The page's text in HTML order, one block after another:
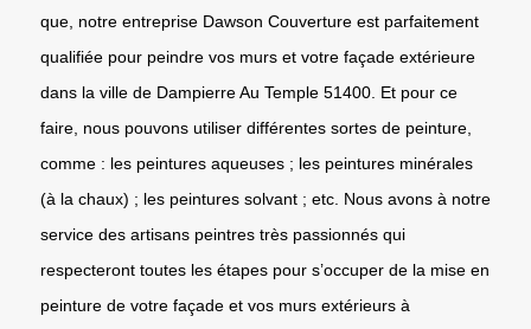
que, notre entreprise Dawson Couverture est parfaitement
qualifiée pour peindre vos murs et votre façade extérieure
dans la ville de Dampierre Au Temple 51400. Et pour ce
faire, nous pouvons utiliser différentes sortes de peinture,
comme : les peintures aqueuses ; les peintures minérales
(à la chaux) ; les peintures solvant ; etc. Nous avons à notre
service des artisans peintres très passionnés qui
respecteront toutes les étapes pour s’occuper de la mise en
peinture de votre façade et vos murs extérieurs à